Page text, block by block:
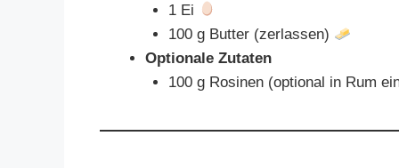
1 Ei
100 g Butter (zerlassen)
Optionale Zutaten
100 g Rosinen (optional in Rum